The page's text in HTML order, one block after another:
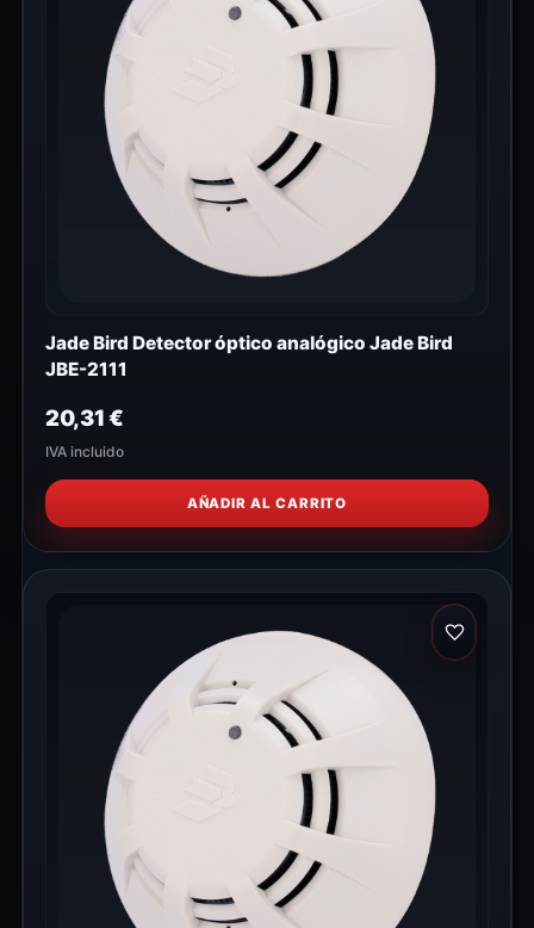
Jade Bird Detector óptico analógico Jade Bird
JBE-2111
20,31€
IVA incluido
AÑADIR AL CARRITO